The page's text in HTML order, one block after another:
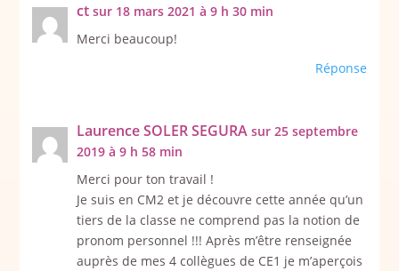
ct sur 18 mars 2021 à 9 h 30 min
Merci beaucoup!
Réponse
Laurence SOLER SEGURA sur 25 septembre
2019 à 9 h 58 min
Merci pour ton travail !
Je suis en CM2 et je découvre cette année qu’un
tiers de la classe ne comprend pas la notion de
pronom personnel !!! Après m’être renseignée
auprès de mes 4 collègues de CE1 je m’aperçois